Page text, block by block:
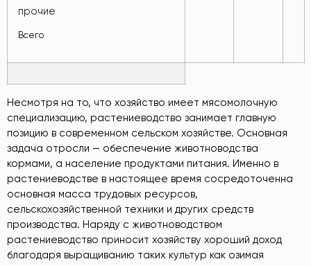
прочие
Всего
Несмотря на то, что хозяйство имеет мясомолочную
специализацию, растениеводство занимает главную
позицию в современном сельском хозяйстве. Основная
задача отросли — обеспечение животноводства
кормами, а население продуктами питания. Именно в
растениеводстве в настоящее время сосредоточенна
основная масса трудовых ресурсов,
сельскохозяйственной техники и других средств
производства. Наряду с животноводством
растениеводство приносит хозяйству хороший доход
благодаря выращиванию таких культур как озимая